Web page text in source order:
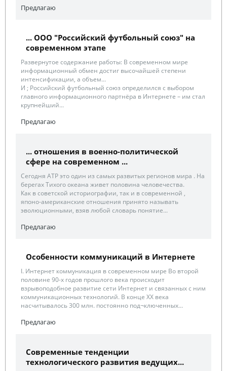
Предлагаю
... ООО "Российский футбольный союз" на
современном этапе
Развернутое содержание работы: В современном мире
информационный обмен достиг высочайшей степени
интенсификации, а объем...
И ; Российский футбольный союз определился с выбором
главного информационного партнёра в Интернете – им стал
крупнейший...
Предлагаю
... отношения в военно-политической
сфере на современном ...
Сегодня АТР это один из самых развитых регионов мира . На
берегах Тихого океана живет половина человечества.
Как в советской историографии, так и в современной ,
японо-американские отношения принято называть
эволюционными, взяв любой словарь понятие...
Предлагаю
Особенности коммуникаций в Интернете
І. Интернет коммуникация в современном мире Во второй
половине 90-х годов прошлого века происходит
взрывоподобное развитие сети Интернет и связанных с ним
коммуникационных технологий. В конце ХХ века
насчитывалось 300 млн. постоянно под¬ключенных...
Предлагаю
Современные тенденции
технологического развития ведущих...